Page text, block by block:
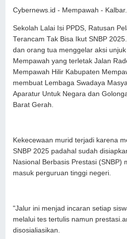
Cybernews.id - Mempawah - Kalbar.
Sekolah Lalai Isi PPDS, Ratusan
Terancam Tak Bisa Ikut SNBP
dan orang tua menggelar aksi unjuk
Mempawah yang terletak Jalan
Mempawah Hilir Kabupaten
membuat Lembaga Swadaya
Aparatur Untuk Negara dan
Barat Gerah.
Kekecewaan murid terjadi karena
SNBP 2025 padahal sudah
Nasional Berbasis Prestasi (SNBP)
masuk perguruan tinggi negeri.
"Jalur ini menjad incaran setiap
melalui tes tertulis namun
disosialiasikan.